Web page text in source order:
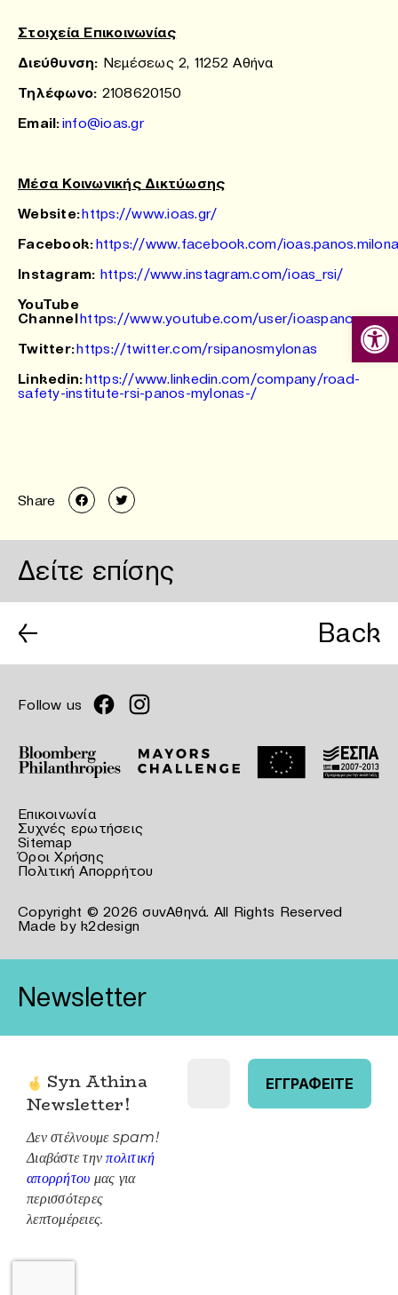
Στοιχεία Επικοινωνίας
Διεύθυνση: Νεμέσεως 2, 11252 Αθήνα
Τηλέφωνο: 2108620150
Email:info@ioas.gr
Μέσα Κοινωνικής Δικτύωσης
Website:https://www.ioas.gr/
Facebook:https://www.facebook.com/
Instagram: https://www.instagram.com/ioas_rsi/
YouTube
Channelhttps://www.youtube.com/user/ioaspanos
Twitter:https://twitter.com/rsipanosmylonas
Linkedin:https://www.linkedin.com/company/road-
safety-institute-rsi-panos-mylonas-/
Share
Δείτε επίσης
←
Back
Follow us
Επικοινωνία
Συχνές ερωτήσεις
Sitemap
Όροι Χρήσης
Πολιτική Απορρήτου
Copyright © 2026 συνΑθηνά. All Rights Reserved
Made by k2design
Newsletter
Syn Athina
Newsletter!
Δεν στέλνουμε spam!
Διαβάστε τηνπολιτική
απορρήτου μας για
περισσότερες
λεπτομέρειες.